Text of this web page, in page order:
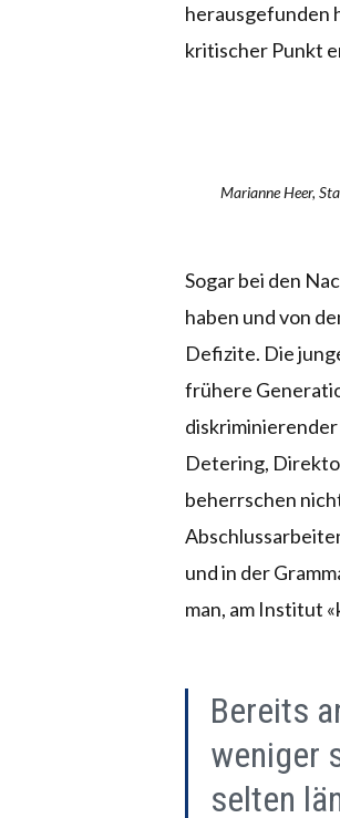
herausgefunden
kritischer Punkt
Marianne Heer,
Sogar bei den
haben und von
Defizite. Die
frühere
Detering,
beherrschen
und in der
man, am Institut
Bereits
weniger
selten